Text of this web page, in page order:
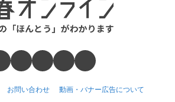
お問い合わせ 動画・バナー広告について